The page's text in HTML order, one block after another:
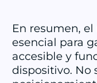
En resumen,
esencial para
accesible y
dispositivo. No